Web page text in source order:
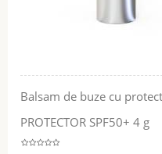
Balsam de buze cu
PROTECTOR SPF50+ 4 g